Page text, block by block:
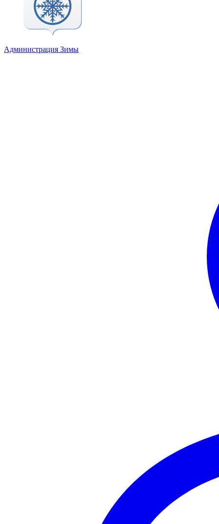
Администрация Зимы